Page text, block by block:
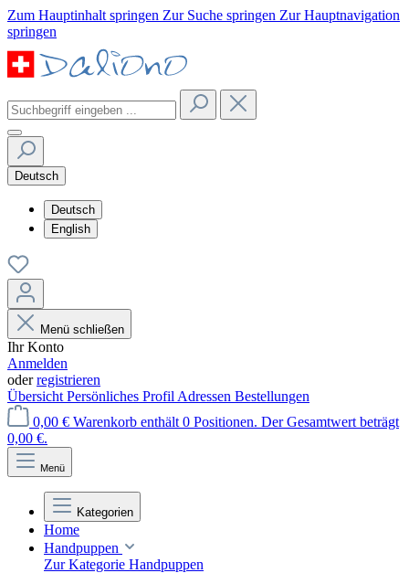
Zum Hauptinhalt springen Zur Suche springen Zur Hauptnavigation
springen
Deutsch
Deutsch
English
Menü schließen
Ihr Konto
Anmelden
oderregistrieren
Übersicht Persönliches Profil Adressen Bestellungen
0,00 € Warenkorb enthält 0 Positionen. Der Gesamtwert beträgt
0,00 €.
Menü
Kategorien
Home
Handpuppen
Zur Kategorie Handpuppen